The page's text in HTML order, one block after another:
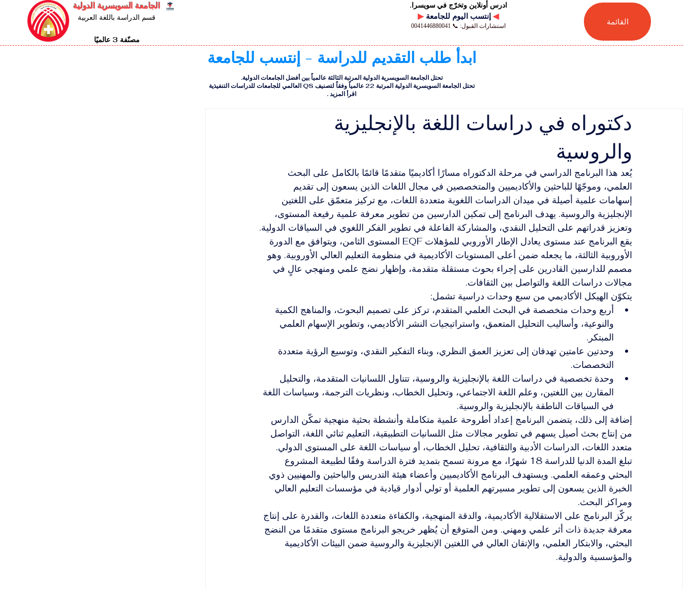
الجامعة السويسرية الدولية
قسم الدراسة باللغة العربية
مصنّفة 3 عالميًا
ادرس أونلاين وتخرّج في سويسرا.
▶ ◀
استشارات القبول: 📞 0041446880041 القائمة
ابدأ طلب التقديم للدراسة - إنتسب للجامعة
تحتل الجامعة السويسرية الدولية المرتبة الثالثة عالمياً بين أفضل الجامعات الدولية.
تحتل الجامعة السويسرية الدولية المرتبة 22 عالمياً وفقاً لتصنيف QS العالمي للجامعات للدراسات التنفيذية
اقرأ المزيد.
دكتوراه في دراسات اللغة بالإنجليزية
والروسية
يُعد هذا البرنامج الدراسي في مرحلة الدكتوراه مسارًا أكاديميًا متقدمًا قائمًا بالكامل على البحث
العلمي، وموجّهًا للباحثين والأكاديميين والمتخصصين في مجال اللغات الذين يسعون إلى تقديم
إسهامات علمية أصيلة في ميدان الدراسات اللغوية متعددة اللغات، مع تركيز متعمّق على اللغتين
الإنجليزية والروسية. يهدف البرنامج إلى تمكين الدارسين من تطوير معرفة علمية رفيعة المستوى،
وتعزيز قدراتهم على التحليل النقدي، والمشاركة الفاعلة في تطوير الفكر اللغوي في السياقات الدولية.
يقع البرنامج عند مستوى يعادل الإطار الأوروبي للمؤهلات EQF المستوى الثامن، ويتوافق مع الدورة
الأوروبية الثالثة، ما يجعله ضمن أعلى المستويات الأكاديمية في منظومة التعليم العالي الأوروبية. وهو
مصمم للدارسين القادرين على إجراء بحوث مستقلة متقدمة، وإظهار نضج علمي ومنهجي عالٍ في
مجالات دراسات اللغة والتواصل بين الثقافات.
يتكوّن الهيكل الأكاديمي من سبع وحدات دراسية تشمل:
أربع وحدات متخصصة في البحث العلمي المتقدم، تركز على تصميم البحوث، والمناهج الكمية
والنوعية، وأساليب التحليل المتعمق، واستراتيجيات النشر الأكاديمي، وتطوير الإسهام العلمي
المبتكر.
وحدتين عامتين تهدفان إلى تعزيز العمق النظري، وبناء التفكير النقدي، وتوسيع الرؤية متعددة
التخصصات.
وحدة تخصصية في دراسات اللغة بالإنجليزية والروسية، تتناول اللسانيات المتقدمة، والتحليل
المقارن بين اللغتين، وعلم اللغة الاجتماعي، وتحليل الخطاب، ونظريات الترجمة، وسياسات اللغة
في السياقات الناطقة بالإنجليزية والروسية.
إضافة إلى ذلك، يتضمن البرنامج إعداد أطروحة علمية متكاملة وأنشطة بحثية منهجية تمكّن الدارس
من إنتاج بحث أصيل يسهم في تطوير مجالات مثل اللسانيات التطبيقية، التعليم ثنائي اللغة، التواصل
متعدد اللغات، الدراسات الأدبية والثقافية، تحليل الخطاب، أو سياسات اللغة على المستوى الدولي.
تبلغ المدة الدنيا للدراسة 18 شهرًا، مع مرونة تسمح بتمديد فترة الدراسة وفقًا لطبيعة المشروع
البحثي وعمقه العلمي. ويستهدف البرنامج الأكاديميين وأعضاء هيئة التدريس والباحثين والمهنيين ذوي
الخبرة الذين يسعون إلى تطوير مسيرتهم العلمية أو تولي أدوار قيادية في مؤسسات التعليم العالي
ومراكز البحث.
يركّز البرنامج على الاستقلالية الأكاديمية، والدقة المنهجية، والكفاءة متعددة اللغات، والقدرة على إنتاج
معرفة جديدة ذات أثر علمي ومهني. ومن المتوقع أن يُظهر خريجو البرنامج مستوى متقدمًا من النضج
البحثي، والابتكار العلمي، والإتقان العالي في اللغتين الإنجليزية والروسية ضمن البيئات الأكاديمية
والمؤسسية والدولية.